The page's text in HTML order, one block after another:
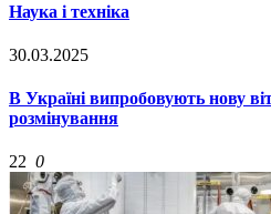
Наука і техніка
30.03.2025
В Україні випробовують нову
розмінування
22 0